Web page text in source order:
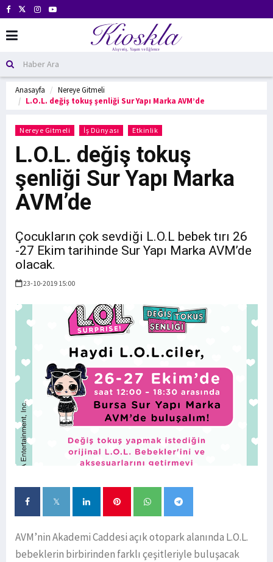
Anasayfa
Nereye Gitmeli
L.O.L. değiş tokuş şenliği Sur Yapı Marka AVM’de
Nereye Gitmeli İş Dünyası Etkinlik
L.O.L. değiş tokuş
şenliği Sur Yapı Marka
AVM’de
Çocukların çok sevdiği L.O.L bebek tırı 26
-27 Ekim tarihinde Sur Yapı Marka AVM’de
olacak.
23-10-2019 15:00
AVM’nin Akademi Caddesi açık otopark alanında L.O.L.
bebeklerin birbirinden farklı çeşitleriyle buluşacak